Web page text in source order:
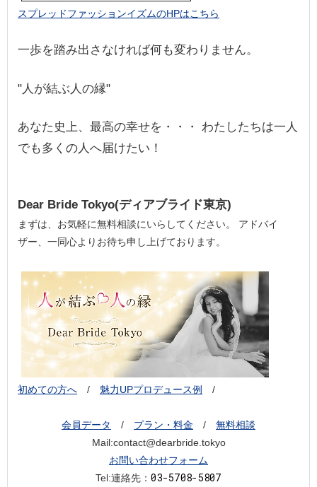
スプレッドファッションイズムのHPはこちら
一歩を踏み出さなければ何も変わりません。
"人が結ぶ人の縁"
あなた史上、最高の幸せを・・・ わたしたちは一人
でも多くの人へ届けたい！
Dear Bride Tokyo(ディアブライド東京)
まずは、お気軽に無料相談にいらしてください。 アドバイ
ザー、一同心よりお待ち申し上げております。
初めての方へ / 魅力UPプロデュース例 /
会員データ / プラン・料金 / 無料相談
Mail:contact@dearbride.tokyo
お問い合わせフォーム
Tel:連絡先：03-5708-5807